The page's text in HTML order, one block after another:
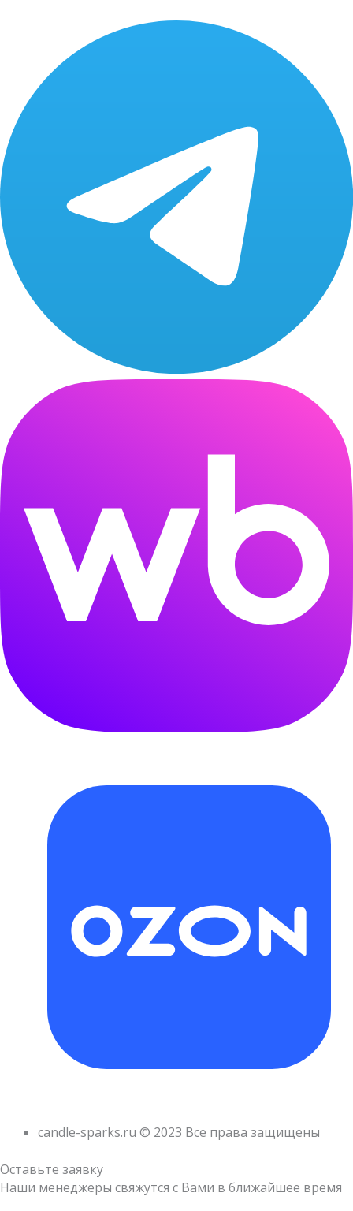
candle-sparks.ru © 2023 Все права защищены
Оставьте заявку
Наши менеджеры свяжутся с Вами в ближайшее время